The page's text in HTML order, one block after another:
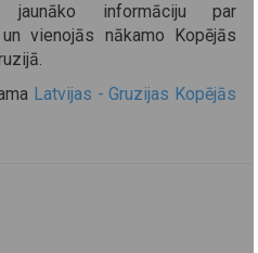
informāciju par
vienojās nākamo Kopējās
Latvijas - Gruzijas Kopējās